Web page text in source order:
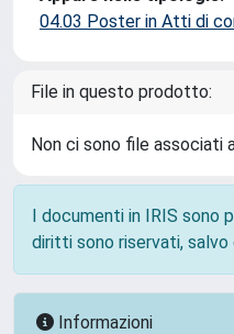
04.03 Poster in Atti di
File in questo prodotto:
Non ci sono file associati
I documenti in IRIS
diritti sono riservati, salvo
Informazioni